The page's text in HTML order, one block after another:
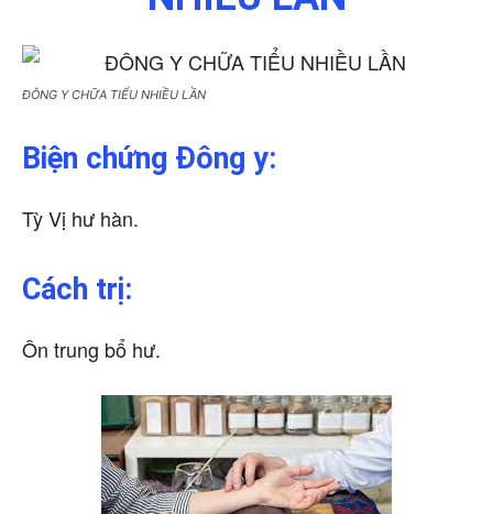
ĐÔNG Y CHỮA TIỂU NHIỀU LẦN
Biện chứng Đông y:
Tỳ Vị hư hàn.
Cách trị:
Ôn trung bổ hư.